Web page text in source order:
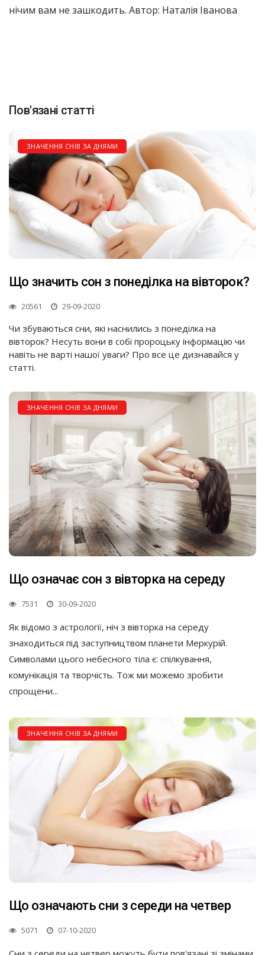
нічим вам не зашкодить. Автор: Наталія Іванова
Пов'язані статті
ЗНАЧЕННЯ СНІВ ЗА ДНЯМИ
Що значить сон з понеділка на вівторок?
20561 29-09-2020
Чи збуваються сни, які наснились з понеділка на
вівторок? Несуть вони в собі пророцьку інформацію чи
навіть не варті нашої уваги? Про все це дизнавайся у
статті.
ЗНАЧЕННЯ СНІВ ЗА ДНЯМИ
Що означає сон з вівторка на середу
7531 30-09-2020
Як відомо з астрології, ніч з вівторка на середу
знаходиться під заступництвом планети Меркурій.
Символами цього небесного тіла є: спілкування,
комунікація та творчість. Тож ми можемо зробити
спрощени...
ЗНАЧЕННЯ СНІВ ЗА ДНЯМИ
Що означають сни з середи на четвер
5071 07-10-2020